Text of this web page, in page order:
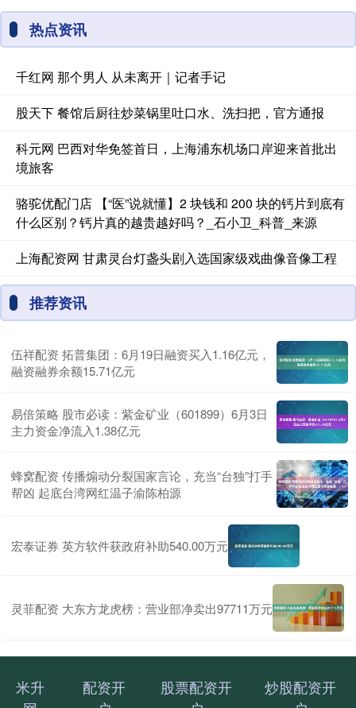
热点资讯
千红网 那个男人 从未离开｜记者手记
股天下 餐馆后厨往炒菜锅里吐口水、洗扫把，官方通报
科元网 巴西对华免签首日，上海浦东机场口岸迎来首批出
境旅客
骆驼优配门店 【“医”说就懂】2 块钱和 200 块的钙片到底有
什么区别？钙片真的越贵越好吗？_石小卫_科普_来源
上海配资网 甘肃灵台灯盏头剧入选国家级戏曲像音像工程
推荐资讯
伍祥配资 拓普集团：6月19日融资买入1.16亿元，
融资融券余额15.71亿元
易倍策略 股市必读：紫金矿业（601899）6月3日
主力资金净流入1.38亿元
蜂窝配资 传播煽动分裂国家言论，充当“台独”打手
帮凶 起底台湾网红温子渝陈柏源
宏泰证券 英方软件获政府补助540.00万元
灵菲配资 大东方龙虎榜：营业部净卖出97711万元
米升
配资开
股票配资开
炒股配资开